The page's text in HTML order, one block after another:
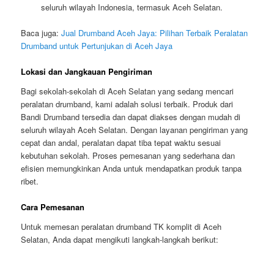
seluruh wilayah Indonesia, termasuk Aceh Selatan.
Baca juga:Jual Drumband Aceh Jaya: Pilihan Terbaik Peralatan
Drumband untuk Pertunjukan di Aceh Jaya
Lokasi dan Jangkauan Pengiriman
Bagi sekolah-sekolah di Aceh Selatan yang sedang mencari
peralatan drumband, kami adalah solusi terbaik. Produk dari
Bandi Drumband tersedia dan dapat diakses dengan mudah di
seluruh wilayah Aceh Selatan. Dengan layanan pengiriman yang
cepat dan andal, peralatan dapat tiba tepat waktu sesuai
kebutuhan sekolah. Proses pemesanan yang sederhana dan
efisien memungkinkan Anda untuk mendapatkan produk tanpa
ribet.
Cara Pemesanan
Untuk memesan peralatan drumband TK komplit di Aceh
Selatan, Anda dapat mengikuti langkah-langkah berikut: